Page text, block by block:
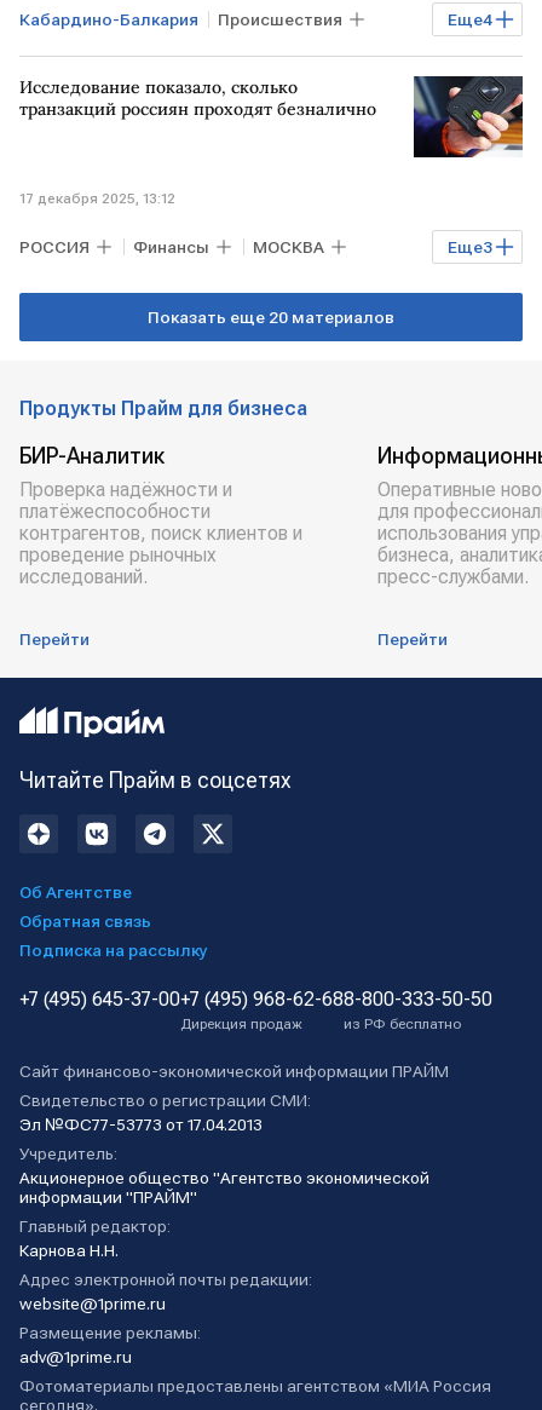
Еще4
Кабардино-Балкария Происшествия
РОССИЯ УКРАИНА Киев ФСБ
Исследование показало, сколько
транзакций россиян проходят безналично
17 декабря 2025, 13:12
Еще3
РОССИЯ Финансы МОСКВА
Дальний Восток
Сбербанк
Показать еще 20 материалов
Продукты Прайм для бизнеса
БИР-Аналитик
Проверка надёжности и
платёжеспособности
контрагентов, поиск клиентов и
проведение рыночных
исследований.
Перейти
Оперативные
для
использования
бизнеса,
пресс-службами.
Перейти
Читайте Прайм в соцсетях
Об Агентстве
Обратная связь
Подписка на рассылку
+7 (495) 645-37-00+7 (495) 968-62-68
Дирекция продаж
8-800-333-50-50
из РФ бесплатно
Сайт финансово-экономической информации ПРАЙМ
Свидетельство о регистрации СМИ:
Эл №ФС77-53773 от 17.04.2013
Учредитель:
Акционерное общество "Агентство экономической
информации "ПРАЙМ"
Главный редактор:
Карнова Н.Н.
Адрес электронной почты редакции:
website@1prime.ru
Размещение рекламы:
adv@1prime.ru
Фотоматериалы предоставлены агентством «МИА Россия
сегодня».